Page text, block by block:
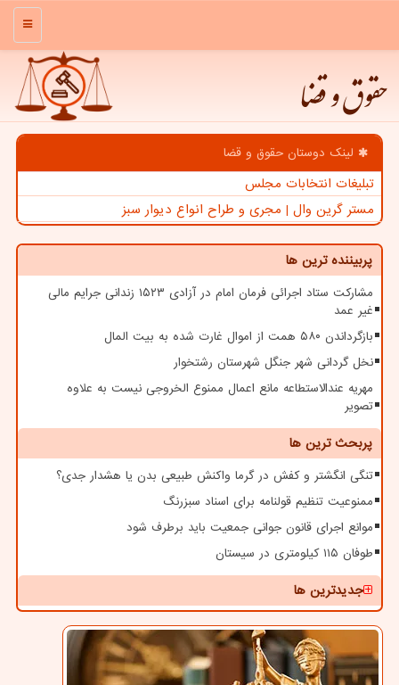
منو
حقوق و قضا
لینک دوستان حقوق و قضا
تبلیغات انتخابات مجلس
مستر گرین وال | مجری و طراح انواع دیوار سبز
پربیننده ترین ها
مشارکت ستاد اجرائی فرمان امام در آزادی ۱۵۲۳ زندانی جرایم مالی
غیر عمد
بازگرداندن ۵۸۰ همت از اموال غارت شده به بیت المال
نخل گردانی شهر جنگل شهرستان رشتخوار
مهریه عندالاستطاعه مانع اعمال ممنوع الخروجی نیست به علاوه
تصویر
پربحث ترین ها
تنگی انگشتر و کفش در گرما واکنش طبیعی بدن یا هشدار جدی؟
ممنوعیت تنظیم قولنامه برای اسناد سبزرنگ
موانع اجرای قانون جوانی جمعیت باید برطرف شود
طوفان ۱۱۵ کیلومتری در سیستان
جدیدترین ها